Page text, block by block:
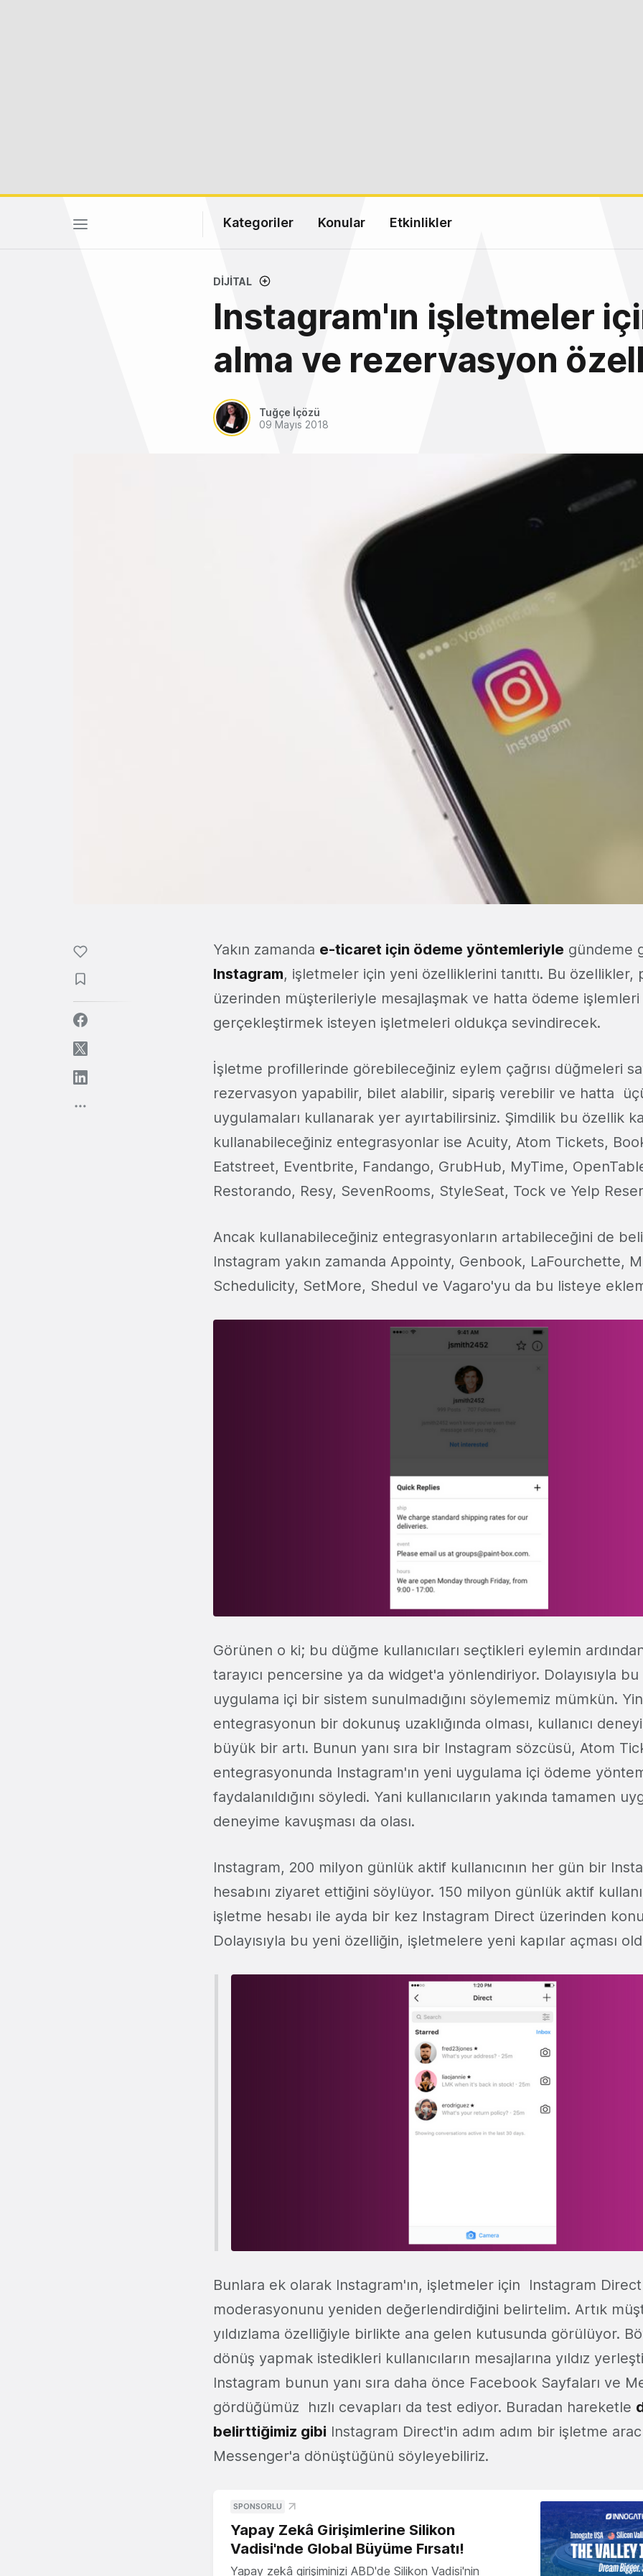
Kategoriler Konular Etkinlikler
DIJITAL
Instagram'ın işletmeler
alma ve rezervasyon
Tuğçe İçözü
09 Mayıs 2018
Yakın zamanda e-ticaret için ödeme yöntemleriyle gündeme
Instagram, işletmeler için yeni özelliklerini tanıttı. Bu özellikler,
üzerinden müşterileriyle mesajlaşmak ve hatta ödeme işlemleri
gerçekleştirmek isteyen işletmeleri oldukça sevindirecek.
İşletme profillerinde görebileceğiniz eylem çağrısı düğmeleri
rezervasyon yapabilir, bilet alabilir, sipariş verebilir ve hatta
uygulamaları kullanarak yer ayırtabilirsiniz. Şimdilik bu özellik
kullanabileceğiniz entegrasyonlar ise Acuity, Atom Tickets,
Eatstreet, Eventbrite, Fandango, GrubHub, MyTime,
Restorando, Resy, SevenRooms, StyleSeat, Tock ve Yelp
Ancak kullanabileceğiniz entegrasyonların artabileceğini de
Instagram yakın zamanda Appointy, Genbook, LaFourchette,
Schedulicity, SetMore, Shedul ve Vagaro'yu da bu listeye
Görünen o ki; bu düğme kullanıcıları seçtikleri eylemin
tarayıcı pencersine ya da widget'a yönlendiriyor. Dolayısıyla
uygulama içi bir sistem sunulmadığını söylememiz mümkün.
entegrasyonun bir dokunuş uzaklığında olması, kullanıcı
büyük bir artı. Bunun yanı sıra bir Instagram sözcüsü, Atom
entegrasyonunda Instagram'ın yeni uygulama içi ödeme
faydalanıldığını söyledi. Yani kullanıcıların yakında tamamen
deneyime kavuşması da olası.
Instagram, 200 milyon günlük aktif kullanıcının her gün bir
hesabını ziyaret ettiğini söylüyor. 150 milyon günlük aktif
işletme hesabı ile ayda bir kez Instagram Direct üzerinden
Dolayısıyla bu yeni özelliğin, işletmelere yeni kapılar açması
Bunlara ek olarak Instagram'ın, işletmeler için Instagram
moderasyonunu yeniden değerlendirdiğini belirtelim. Artık
yıldızlama özelliğiyle birlikte ana gelen kutusunda görülüyor.
dönüş yapmak istedikleri kullanıcıların mesajlarına yıldız
Instagram bunun yanı sıra daha önce Facebook Sayfaları ve
gördüğümüz hızlı cevapları da test ediyor. Buradan hareketle
belirttiğimiz gibi Instagram Direct'in adım adım bir işletme
Messenger'a dönüştüğünü söyleyebiliriz.
SPONSORLU
Yapay Zekâ Girişimlerine Silikon
Vadisi'nde Global Büyüme Fırsatı!
Yapay zekâ girişiminizi ABD'de Silikon Vadisi'nin